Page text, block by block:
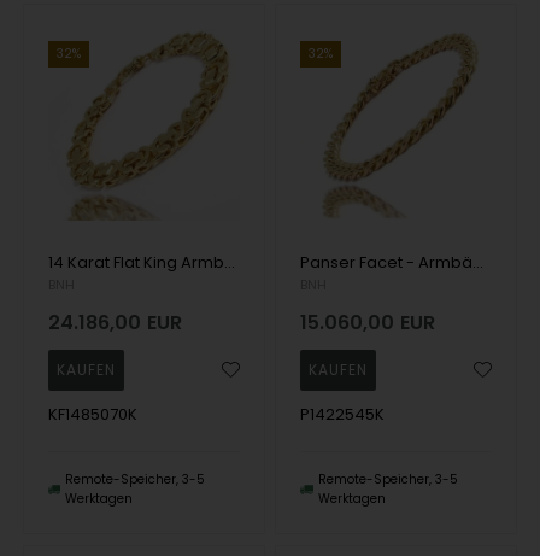
32%
14 Karat Flat King Armbänder und Halsketten
24.186,00 EUR
KF1485070K
Remote-Speicher, 3-5
Werktagen
32%
Panser Facet - Armbänder, Fußkettchen und Halsketten aus 14 Karat Gold
15.060,00 EUR
P1422545K
Remote-Speicher, 3-5
Werktagen